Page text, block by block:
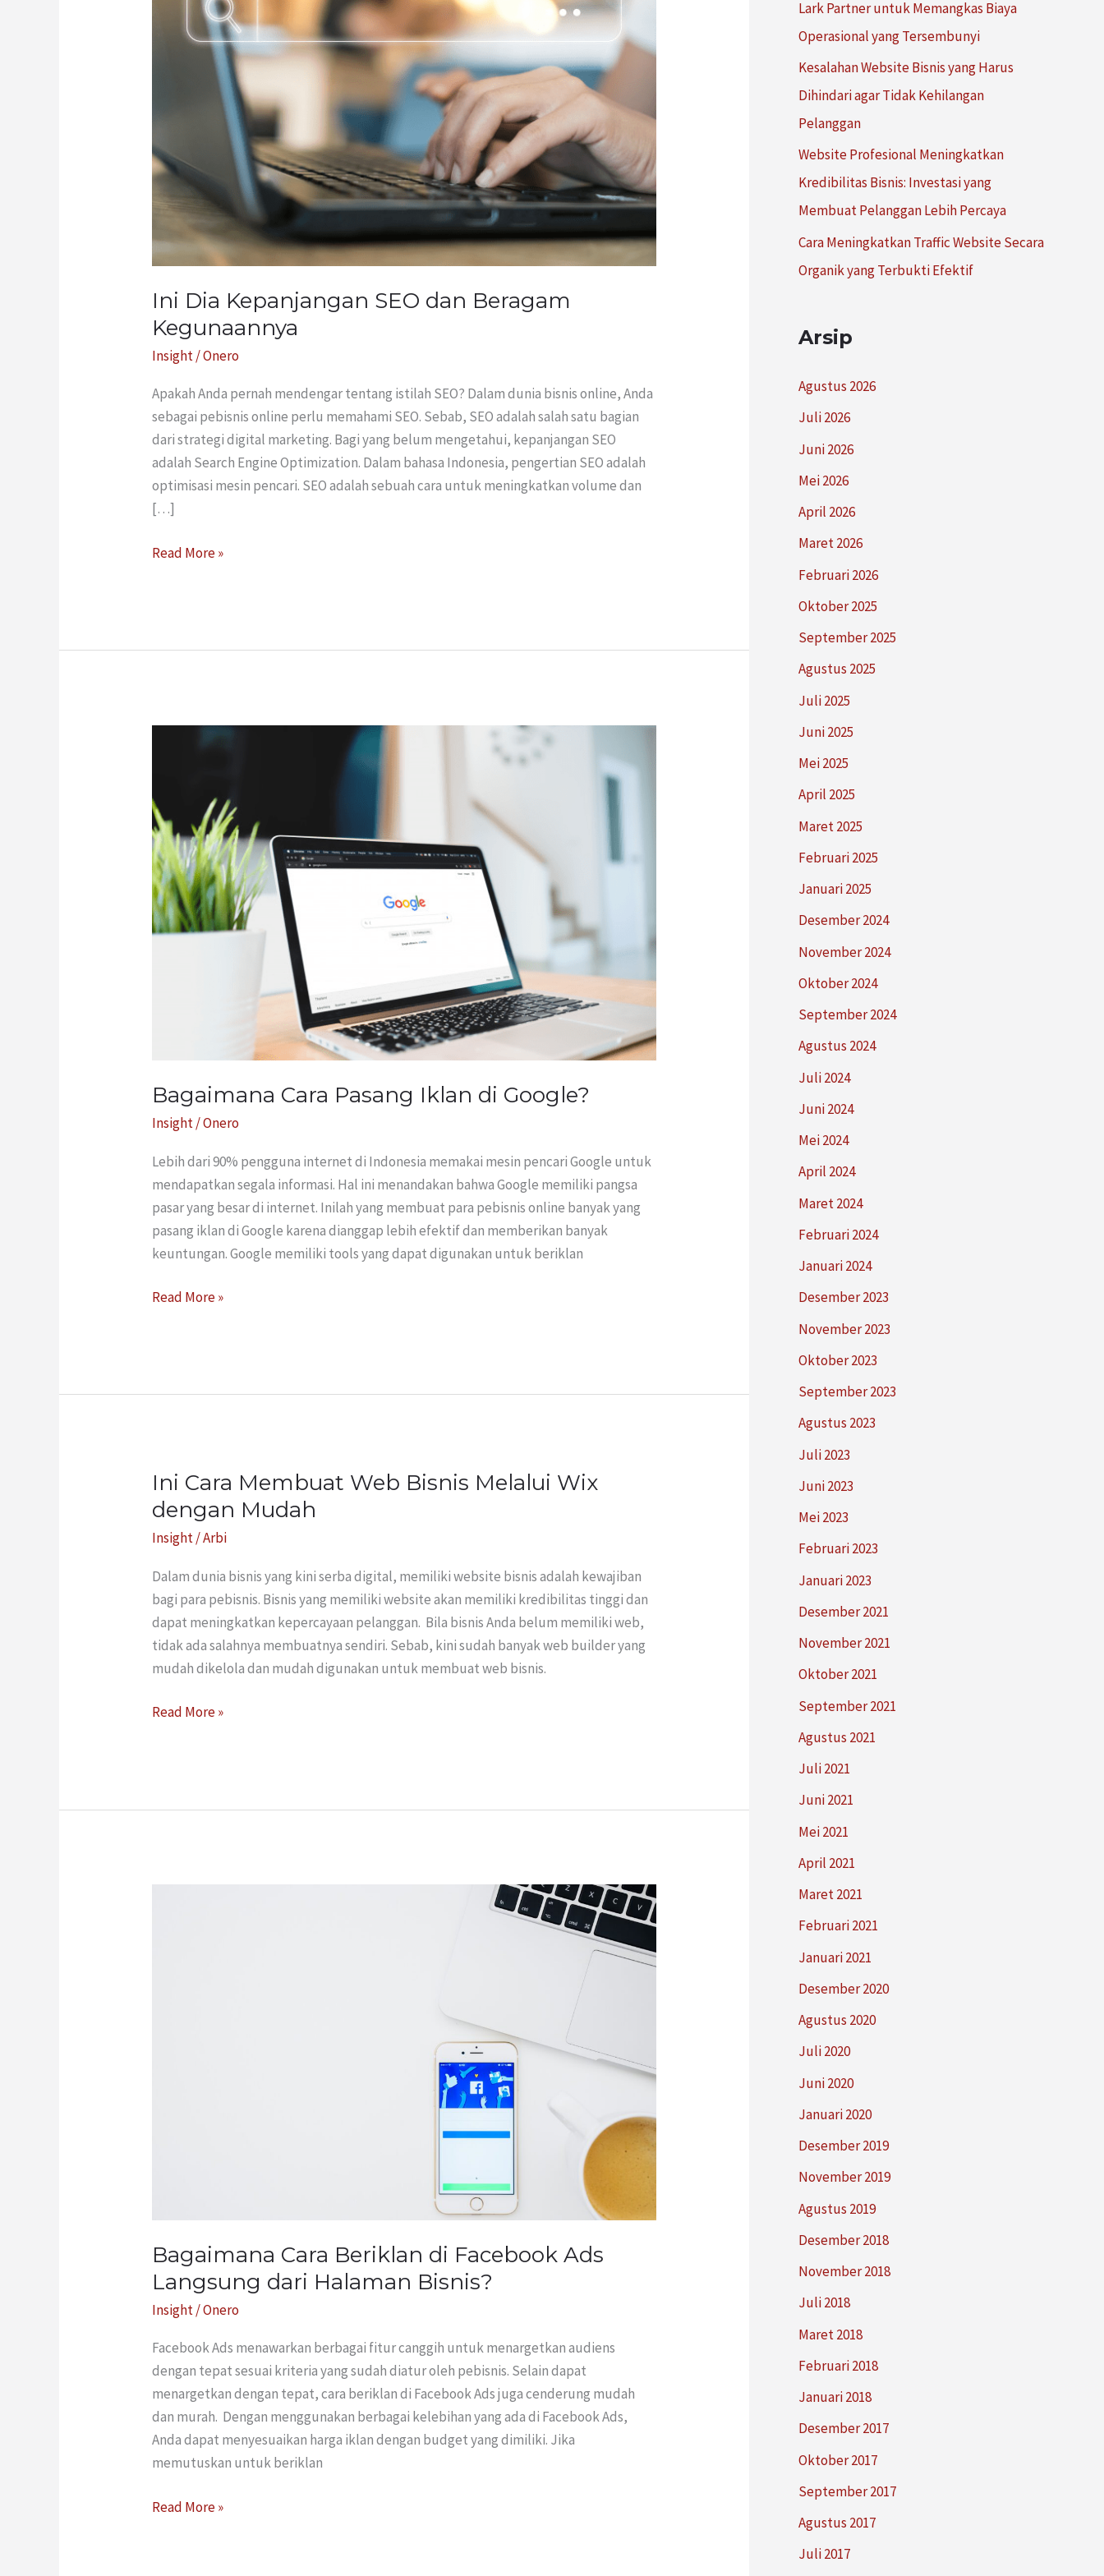
Ini Dia Kepanjangan SEO dan Beragam
Kegunaannya
Insight/Onero
Apakah Anda pernah mendengar tentang istilah SEO? Dalam dunia bisnis online, Anda
sebagai pebisnis online perlu memahami SEO. Sebab, SEO adalah salah satu bagian
dari strategi digital marketing. Bagi yang belum mengetahui, kepanjangan SEO
adalah Search Engine Optimization. Dalam bahasa Indonesia, pengertian SEO adalah
optimisasi mesin pencari. SEO adalah sebuah cara untuk meningkatkan volume dan
[…]
Kegunaannya
Read More »
Bagaimana Cara Pasang Iklan di Google?
Insight/Onero
Lebih dari 90% pengguna internet di Indonesia memakai mesin pencari Google untuk
mendapatkan segala informasi. Hal ini menandakan bahwa Google memiliki pangsa
pasar yang besar di internet. Inilah yang membuat para pebisnis online banyak yang
pasang iklan di Google karena dianggap lebih efektif dan memberikan banyak
keuntungan. Google memiliki tools yang dapat digunakan untuk beriklan
Bagaimana
Iklan
di
Google?
Read More »
Ini Cara Membuat Web Bisnis Melalui Wix
dengan Mudah
Insight/Arbi
Dalam dunia bisnis yang kini serba digital, memiliki website bisnis adalah kewajiban
bagi para pebisnis. Bisnis yang memiliki website akan memiliki kredibilitas tinggi dan
dapat meningkatkan kepercayaan pelanggan. Bila bisnis Anda belum memiliki web,
tidak ada salahnya membuatnya sendiri. Sebab, kini sudah banyak web builder yang
mudah dikelola dan mudah digunakan untuk membuat web bisnis.
Ini
Cara
Membuat
Web
Bisnis
Melalui
Wix
dengan
Mudah
Read More »
Bagaimana Cara Beriklan di Facebook Ads
Langsung dari Halaman Bisnis?
Insight/Onero
Facebook Ads menawarkan berbagai fitur canggih untuk menargetkan audiens
dengan tepat sesuai kriteria yang sudah diatur oleh pebisnis. Selain dapat
menargetkan dengan tepat, cara beriklan di Facebook Ads juga cenderung mudah
dan murah. Dengan menggunakan berbagai kelebihan yang ada di Facebook Ads,
Anda dapat menyesuaikan harga iklan dengan budget yang dimiliki. Jika
memutuskan untuk beriklan
Read More »
Lark Partner untuk Memangkas Biaya
Operasional yang Tersembunyi
Kesalahan Website Bisnis yang Harus
Dihindari agar Tidak Kehilangan
Pelanggan
Website Profesional Meningkatkan
Kredibilitas Bisnis: Investasi yang
Membuat Pelanggan Lebih Percaya
Cara Meningkatkan Traffic Website Secara
Organik yang Terbukti Efektif
Arsip
Agustus 2026
Juli 2026
Juni 2026
Mei 2026
April 2026
Maret 2026
Februari 2026
Oktober 2025
September 2025
Agustus 2025
Juli 2025
Juni 2025
Mei 2025
April 2025
Maret 2025
Februari 2025
Januari 2025
Desember 2024
November 2024
Oktober 2024
September 2024
Agustus 2024
Juli 2024
Juni 2024
Mei 2024
April 2024
Maret 2024
Februari 2024
Januari 2024
Desember 2023
November 2023
Oktober 2023
September 2023
Agustus 2023
Juli 2023
Juni 2023
Mei 2023
Februari 2023
Januari 2023
Desember 2021
November 2021
Oktober 2021
September 2021
Agustus 2021
Juli 2021
Juni 2021
Mei 2021
April 2021
Maret 2021
Februari 2021
Januari 2021
Desember 2020
Agustus 2020
Juli 2020
Juni 2020
Januari 2020
Desember 2019
November 2019
Agustus 2019
Desember 2018
November 2018
Juli 2018
Maret 2018
Februari 2018
Januari 2018
Desember 2017
Oktober 2017
September 2017
Agustus 2017
Juli 2017